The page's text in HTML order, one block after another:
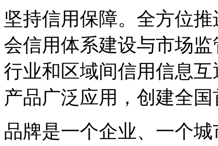
坚持信用保障。全方位
会信用体系建设与市场
行业和区域间信用信息
产品广泛应用，创建全
品牌是一个企业、一个